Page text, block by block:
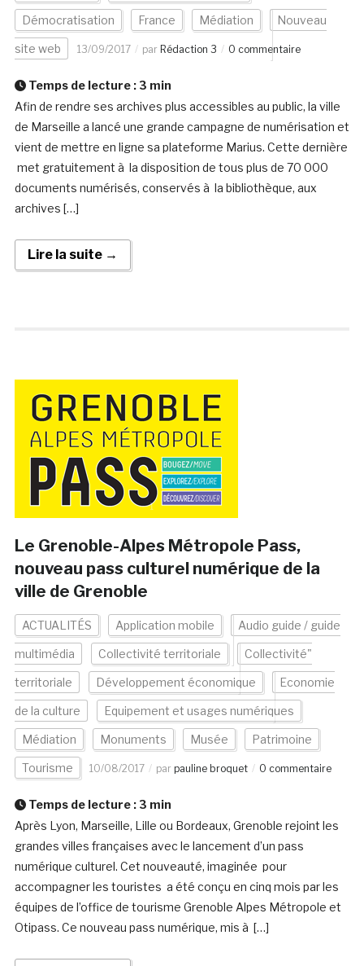
Démocratisation France Médiation Nouveau
site web 13/09/2017 par Rédaction 3 0 commentaire
Temps de lecture : 3 min
Afin de rendre ses archives plus accessibles au public, la ville
de Marseille a lancé une grande campagne de numérisation et
vient de mettre en ligne sa plateforme Marius. Cette dernière
met gratuitement à la disposition de tous plus de 70 000
documents numérisés, conservés à la bibliothèque, aux
archives […]
Lire la suite →
Le Grenoble-Alpes Métropole Pass,
nouveau pass culturel numérique de la
ville de Grenoble
ACTUALITÉS Application mobile Audio guide / guide
multimédia Collectivité territoriale Collectivité"
territoriale Développement économique Economie
de la culture Equipement et usages numériques
Médiation Monuments Musée Patrimoine
Tourisme 10/08/2017 par pauline broquet 0 commentaire
Temps de lecture : 3 min
Après Lyon, Marseille, Lille ou Bordeaux, Grenoble rejoint les
grandes villes françaises avec le lancement d’un pass
numérique culturel. Cet nouveauté, imaginée pour
accompagner les touristes a été conçu en cinq mois par les
équipes de l’office de tourisme Grenoble Alpes Métropole et
Otipass. Ce nouveau pass numérique, mis à […]